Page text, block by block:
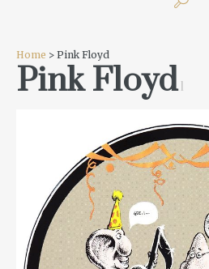
Home > Pink Floyd
Pink Floyd1